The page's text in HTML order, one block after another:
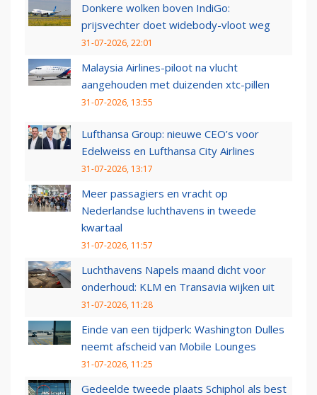
Donkere wolken boven IndiGo:
prijsvechter doet widebody-vloot weg
31-07-2026, 22:01
Malaysia Airlines-piloot na vlucht
aangehouden met duizenden xtc-pillen
31-07-2026, 13:55
Lufthansa Group: nieuwe CEO’s voor
Edelweiss en Lufthansa City Airlines
31-07-2026, 13:17
Meer passagiers en vracht op
Nederlandse luchthavens in tweede
kwartaal
31-07-2026, 11:57
Luchthavens Napels maand dicht voor
onderhoud: KLM en Transavia wijken uit
31-07-2026, 11:28
Einde van een tijdperk: Washington Dulles
neemt afscheid van Mobile Lounges
31-07-2026, 11:25
Gedeelde tweede plaats Schiphol als best